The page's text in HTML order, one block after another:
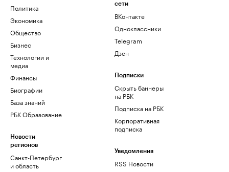
Политика
Экономика
Общество
Бизнес
Технологии и
медиа
Финансы
Биографии
База знаний
РБК Образование
Новости
регионов
Санкт-Петербург
и область
сети
ВКонтакте
Одноклассники
Telegram
Дзен
Подписки
Скрыть баннеры
на РБК
Подписка на РБК
Корпоративная
подписка
Уведомления
RSS Новости